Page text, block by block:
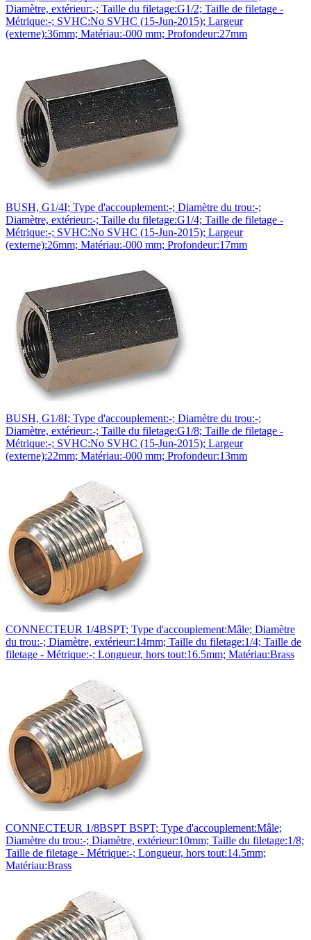
Diamètre, extérieur:-; Taille du filetage:G1/2; Taille de filetage -
Métrique:-; SVHC:No SVHC (15-Jun-2015); Largeur
(externe):36mm; Matériau:-000 mm; Profondeur:27mm
BUSH, G1/4I; Type d'accouplement:-; Diamètre du trou:-;
Diamètre, extérieur:-; Taille du filetage:G1/4; Taille de filetage -
Métrique:-; SVHC:No SVHC (15-Jun-2015); Largeur
(externe):26mm; Matériau:-000 mm; Profondeur:17mm
BUSH, G1/8I; Type d'accouplement:-; Diamètre du trou:-;
Diamètre, extérieur:-; Taille du filetage:G1/8; Taille de filetage -
Métrique:-; SVHC:No SVHC (15-Jun-2015); Largeur
(externe):22mm; Matériau:-000 mm; Profondeur:13mm
CONNECTEUR 1/4BSPT; Type d'accouplement:Mâle; Diamètre
du trou:-; Diamètre, extérieur:14mm; Taille du filetage:1/4; Taille de
filetage - Métrique:-; Longueur, hors tout:16.5mm; Matériau:Brass
CONNECTEUR 1/8BSPT BSPT; Type d'accouplement:Mâle;
Diamètre du trou:-; Diamètre, extérieur:10mm; Taille du filetage:1/8;
Taille de filetage - Métrique:-; Longueur, hors tout:14.5mm;
Matériau:Brass